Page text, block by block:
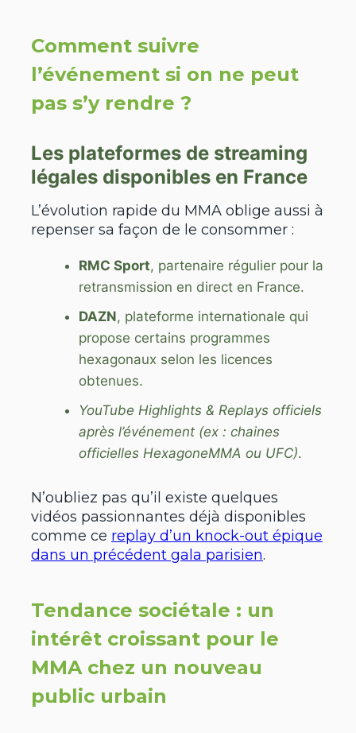
Comment suivre
l’événement si on ne peut
pas s’y rendre ?
Les plateformes de streaming
légales disponibles en France
L’évolution rapide du MMA oblige aussi à
repenser sa façon de le consommer :
RMC Sport, partenaire régulier pour la
retransmission en direct en France.
DAZN, plateforme internationale qui
propose certains programmes
hexagonaux selon les licences
obtenues.
YouTube Highlights & Replays officiels
après l’événement (ex : chaines
officielles HexagoneMMA ou UFC).
N’oubliez pas qu’il existe quelques
vidéos passionnantes déjà disponibles
comme ce replay d’un knock-out épique
dans un précédent gala parisien.
Tendance sociétale : un
intérêt croissant pour le
MMA chez un nouveau
public urbain